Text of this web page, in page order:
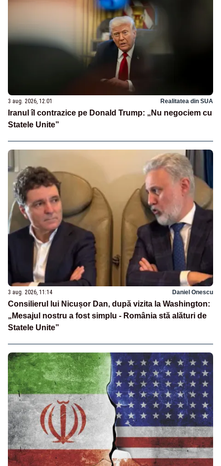
3 aug. 2026, 12:01 Realitatea din SUA
Iranul îl contrazice pe Donald Trump: „Nu negociem cu
Statele Unite”
3 aug. 2026, 11:14 Daniel Onescu
Consilierul lui Nicușor Dan, după vizita la Washington:
„Mesajul nostru a fost simplu - România stă alături de
Statele Unite”